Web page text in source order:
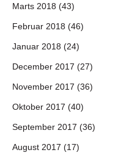
Marts 2018 (43)
Februar 2018 (46)
Januar 2018 (24)
December 2017 (27)
November 2017 (36)
Oktober 2017 (40)
September 2017 (36)
August 2017 (17)